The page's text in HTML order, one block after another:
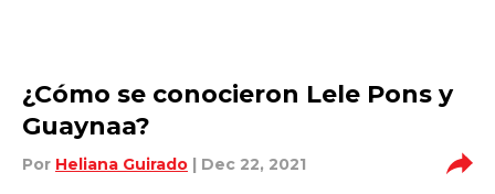
¿Cómo se conocieron Lele Pons y
Guaynaa?
Por Heliana Guirado | Dec 22, 2021